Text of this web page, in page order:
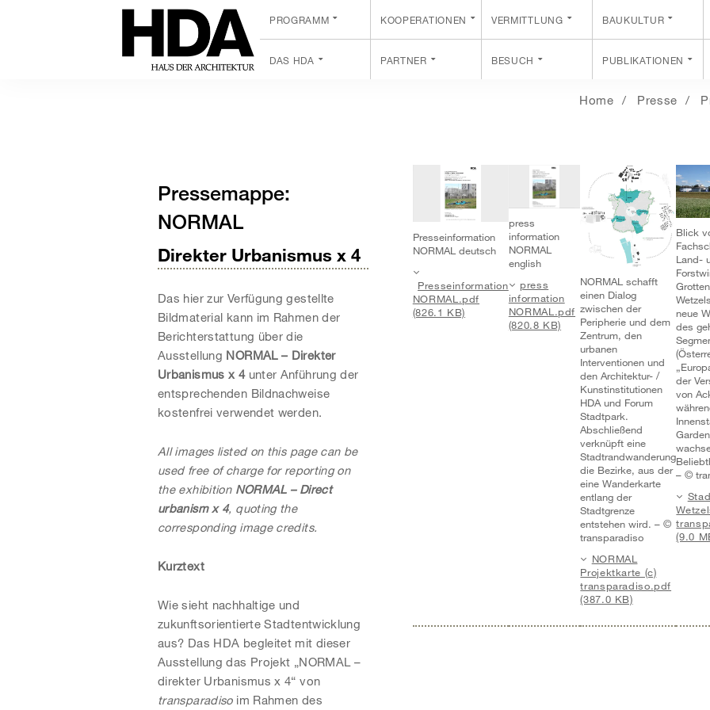
PROGRAMM KOOPERATIONEN VERMITTLUNG BAUKULTUR
DAS HDA PARTNER BESUCH PUBLIKATIONEN
Home Presse
Pressemappe:
NORMAL
Direkter Urbanismus x 4
Das hier zur Verfügung gestellte
Bildmaterial kann im Rahmen der
Berichterstattung über die
Ausstellung NORMAL – Direkter
Urbanismus x 4 unter Anführung der
entsprechenden Bildnachweise
kostenfrei verwendet werden.
All images listed on this page can be
used free of charge for reporting on
the exhibition NORMAL – Direct
urbanism x 4, quoting the
corresponding image credits.
Kurztext
Wie sieht nachhaltige und
zukunftsorientierte Stadtentwicklung
aus? Das HDA begleitet mit dieser
Ausstellung das Projekt „NORMAL –
direkter Urbanismus x 4“ von
transparadiso im Rahmen des
Presseinformation
NORMAL deutsch
Presseinformation
NORMAL.pdf
(826.1 KB)
press
information
NORMAL
english
press
information
NORMAL.pdf
(820.8 KB)
NORMAL schafft
einen Dialog
zwischen der
Peripherie und dem
Zentrum, den
urbanen
Interventionen und
den Architektur- /
Kunstinstitutionen
HDA und Forum
Stadtpark.
Abschließend
verknüpft eine
Stadtrandwanderung
die Bezirke, aus der
eine Wanderkarte
entlang der
Stadtgrenze
entstehen wird. – ©
transparadiso
NORMAL
Projektkarte (c)
transparadiso.pdf
(387.0 KB)
Blick
Land-
neue
des
der
von
– ©
(9.0